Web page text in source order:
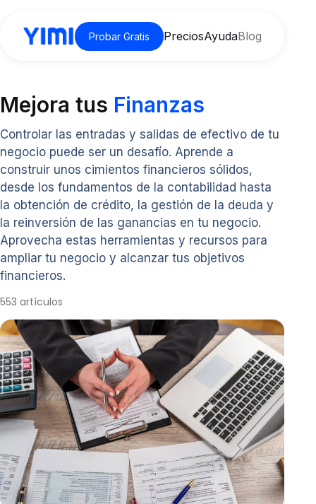
Probar Gratis PreciosAyudaBlog
Mejora tus Finanzas
Controlar las entradas y salidas de efectivo de tu
negocio puede ser un desafío. Aprende a
construir unos cimientos financieros sólidos,
desde los fundamentos de la contabilidad hasta
la obtención de crédito, la gestión de la deuda y
la reinversión de las ganancias en tu negocio.
Aprovecha estas herramientas y recursos para
ampliar tu negocio y alcanzar tus objetivos
financieros.
553 artículos